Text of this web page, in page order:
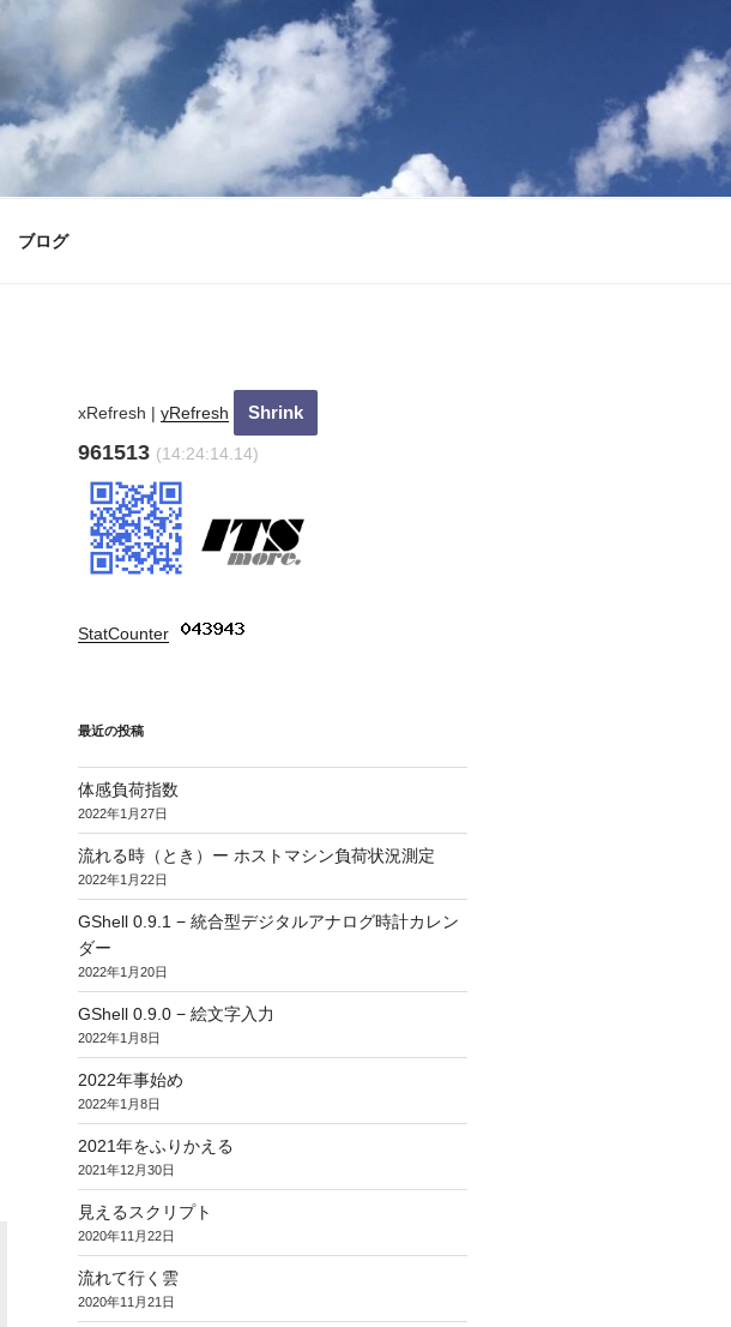
ブログ
xRefresh | yRefresh
961513 (14:24:15.14)
StatCounter:
最近の投稿
体感負荷指数
2022年1月27日
流れる時（とき）ー ホストマシン負荷状況測定
2022年1月22日
GShell 0.9.1 − 統合型デジタルアナログ時計カレン
ダー
2022年1月20日
GShell 0.9.0 − 絵文字入力
2022年1月8日
2022年事始め
2022年1月8日
2021年をふりかえる
2021年12月30日
見えるスクリプト
2020年11月22日
流れて行く雲
2020年11月21日